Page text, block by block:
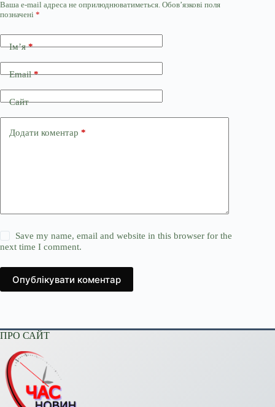
Ваша e-mail адреса не оприлюднюватиметься. Обов’язкові поля
позначені *
Ім’я*
Email*
Сайт
Додати коментар *
Save my name, email and website in this browser for the
next time I comment.
Опублікувати коментар
ПРО САЙТ